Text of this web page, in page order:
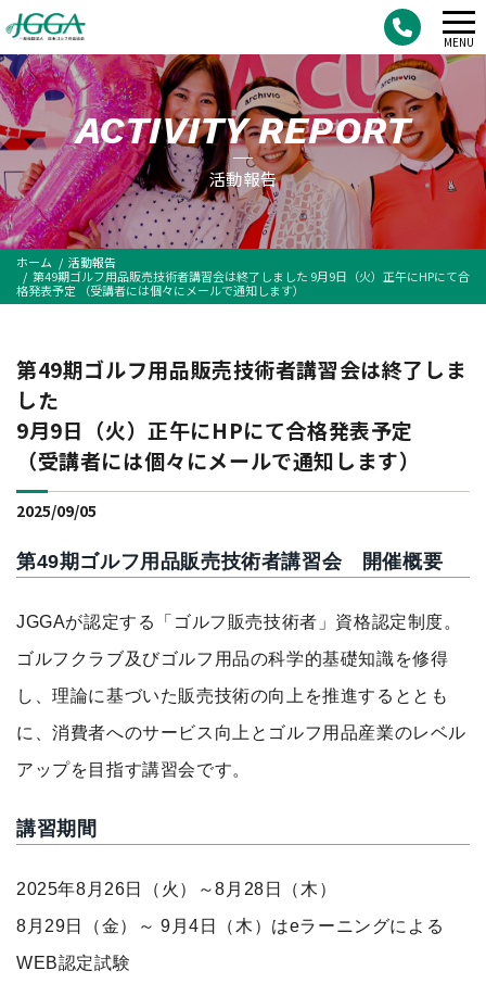
ACTIVITY REPORT
活動報告
ホーム
活動報告
第49期ゴルフ用品販売技術者講習会は終了しました 9月9日（火）正午にHPにて合
格発表予定 （受講者には個々にメールで通知します）
第49期ゴルフ用品販売技術者講習会は終了しま
した
9月9日（火）正午にHPにて合格発表予定
（受講者には個々にメールで通知します）
2025/09/05
第49期ゴルフ用品販売技術者講習会 開催概要
JGGAが認定する「ゴルフ販売技術者」資格認定制度。
ゴルフクラブ及びゴルフ用品の科学的基礎知識を修得
し、理論に基づいた販売技術の向上を推進するととも
に、消費者へのサービス向上とゴルフ用品産業のレベル
アップを目指す講習会です。
講習期間
2025年8月26日（火）～8月28日（木）
8月29日（金）～ 9月4日（木）はeラーニングによる
WEB認定試験
メ
ニ
ュ
ー
MENU